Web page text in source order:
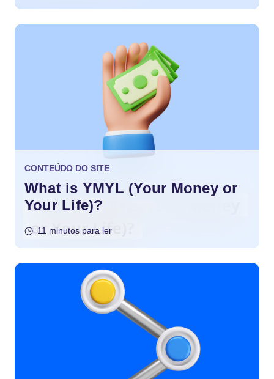
CONTEÚDO DO SITE
What is YMYL (Your Money or
Your Life)?
11 minutos para ler